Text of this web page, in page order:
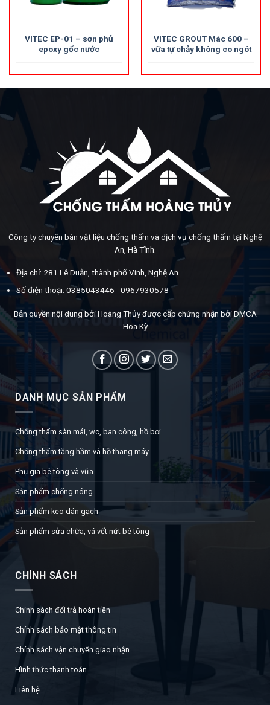
VITEC EP-01 – sơn phủ
epoxy gốc nước
VITEC GROUT Mác 600 –
vữa tự chảy không co ngót
Công ty chuyên bán vật liệu chống thấm và dịch vụ chống thấm tại Nghệ
An, Hà Tĩnh.
Địa chỉ: 281 Lê Duẫn, thành phố Vinh, Nghệ An
Số điện thoại: 0385043446 - 0967930578
Bản quyền nội dung bởi Hoàng Thủy được cấp chứng nhận bởi DMCA
Hoa Kỳ
DANH MỤC SẢN PHẨM
Chống thấm sàn mái, wc, ban công, hồ bơi
Chống thấm tầng hầm và hồ thang máy
Phụ gia bê tông và vữa
Sản phẩm chống nóng
Sản phẩm keo dán gạch
Sản phẩm sửa chữa, vá vết nứt bê tông
CHÍNH SÁCH
Chính sách đổi trả hoàn tiền
Chính sách bảo mật thông tin
Chính sách vận chuyển giao nhận
Hình thức thanh toán
Liên hệ